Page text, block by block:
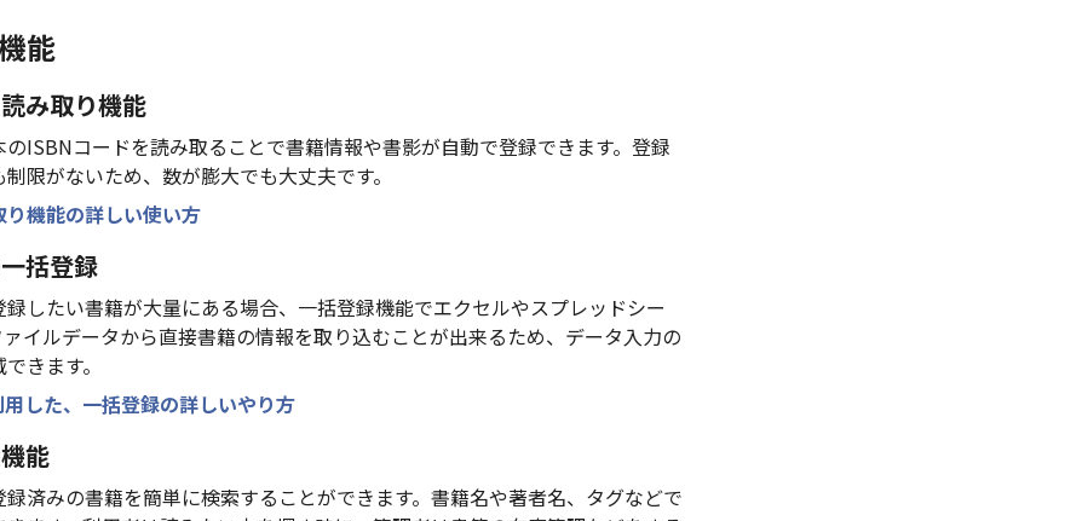
能
み取り機能
のISBNコードを読み取ることで書籍情報や書影が自動で登録できます。登録
限がないため、数が膨大でも大丈夫です。
機能の詳しい使い方
括登録
録したい書籍が大量にある場合、一括登録機能でエクセルやスプレッドシー
ァイルデータから直接書籍の情報を取り込むことが出来るため、データ入力の
きます。
した、一括登録の詳しいやり方
能
録済みの書籍を簡単に検索することができます。書籍名や著者名、タグなどで